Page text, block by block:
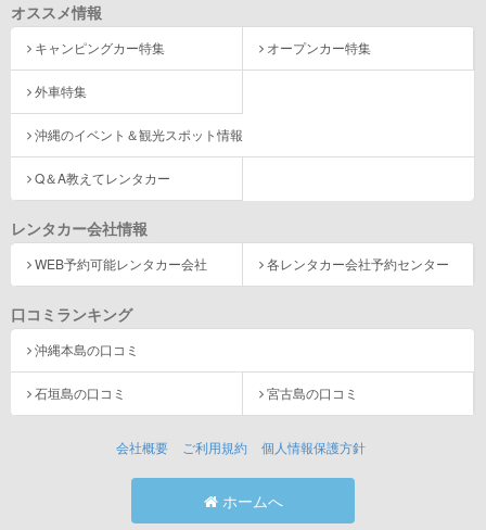
オススメ情報
キャンピングカー特集 オープンカー特集
外車特集
沖縄のイベント＆観光スポット情報
Q＆A教えてレンタカー
レンタカー会社情報
WEB予約可能レンタカー会社 各レンタカー会社予約センター
口コミランキング
沖縄本島の口コミ
石垣島の口コミ 宮古島の口コミ
会社概要 ご利用規約 個人情報保護方針
ホームへ